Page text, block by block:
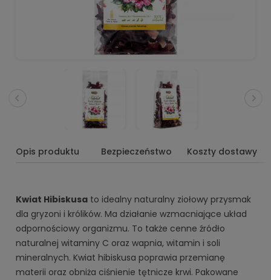
Opis produktu Bezpieczeństwo Koszty dostawy
Kwiat Hibiskusa to idealny naturalny ziołowy przysmak
dla gryzoni i królików. Ma działanie wzmacniające układ
odpornościowy organizmu. To także cenne źródło
naturalnej witaminy C oraz wapnia, witamin i soli
mineralnych. Kwiat hibiskusa poprawia przemianę
materii oraz obniża ciśnienie tętnicze krwi. Pakowane